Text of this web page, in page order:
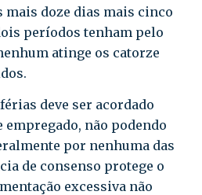
doze dias mais cinco
períodos tenham pelo
atinge os catorze
deve ser acordado
empregado, não podendo
por nenhuma das
de consenso protege o
excessiva não